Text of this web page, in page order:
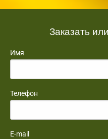
Заказать
Имя
Телефон
E-mail